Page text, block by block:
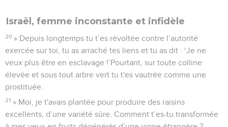
Israël, femme inconstante et infidèle
20 » Depuis longtemps tu t’es révoltée contre l’autorité
exercée sur toi, tu as arraché tes liens et tu as dit : ‘Je ne
veux plus être en esclavage !’Pourtant, sur toute colline
élevée et sous tout arbre vert tu t'es vautrée comme une
prostituée.
21 » Moi, je t'avais plantée pour produire des raisins
excellents, d’une variété sûre. Comment t’es-tu transformée